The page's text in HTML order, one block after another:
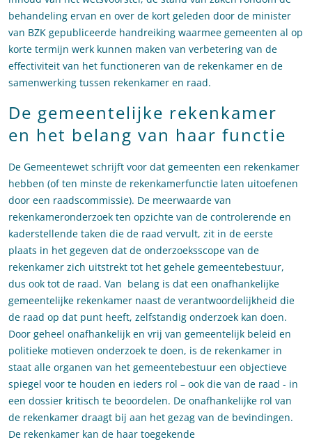
behandeling ervan en over de kort geleden door de minister
van BZK gepubliceerde handreiking waarmee gemeenten al op
korte termijn werk kunnen maken van verbetering van de
effectiviteit van het functioneren van de rekenkamer en de
samenwerking tussen rekenkamer en raad.
De gemeentelijke rekenkamer
en het belang van haar functie
De Gemeentewet schrijft voor dat gemeenten een rekenkamer
hebben (of ten minste de rekenkamerfunctie laten uitoefenen
door een raadscommissie). De meerwaarde van
rekenkameronderzoek ten opzichte van de controlerende en
kaderstellende taken die de raad vervult, zit in de eerste
plaats in het gegeven dat de onderzoeksscope van de
rekenkamer zich uitstrekt tot het gehele gemeentebestuur,
dus ook tot de raad. Van belang is dat een onafhankelijke
gemeentelijke rekenkamer naast de verantwoordelijkheid die
de raad op dat punt heeft, zelfstandig onderzoek kan doen.
Door geheel onafhankelijk en vrij van gemeentelijk beleid en
politieke motieven onderzoek te doen, is de rekenkamer in
staat alle organen van het gemeentebestuur een objectieve
spiegel voor te houden en ieders rol – ook die van de raad - in
een dossier kritisch te beoordelen. De onafhankelijke rol van
de rekenkamer draagt bij aan het gezag van de bevindingen.
De rekenkamer kan de haar toegekende